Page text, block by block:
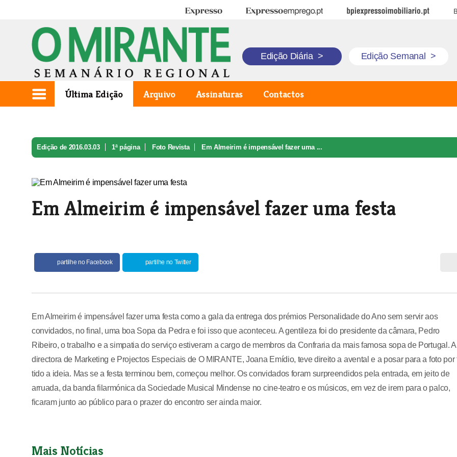
Expresso Expresso Emprego BPI Expresso Imobiliário
Edição Diária > Edição Semanal >
Última Edição Arquivo Assinaturas Contactos
Edição de 2016.03.03 1ª página Foto Revista Em Almeirim é impensável fazer uma ...
Em Almeirim é impensável fazer uma festa
partilhe no Facebook partilhe no Twitter
Em Almeirim é impensável fazer uma festa como a gala da entrega dos prémios Personalidade do Ano sem servir aos
convidados, no final, uma boa Sopa da Pedra e foi isso que aconteceu. A gentileza foi do presidente da câmara, Pedro
Ribeiro, o trabalho e a simpatia do serviço estiveram a cargo de membros da Confraria da mais famosa sopa de Portugal. A
directora de Marketing e Projectos Especiais de O MIRANTE, Joana Emídio, teve direito a avental e a posar para a foto por
tido a ideia. Mas se a festa terminou bem, começou melhor. Os convidados foram surpreendidos pela entrada, em jeito de
arruada, da banda filarmónica da Sociedade Musical Mindense no cine-teatro e os músicos, em vez de irem para o palco,
ficaram junto ao público para o prazer do encontro ser ainda maior.
Mais Notícias